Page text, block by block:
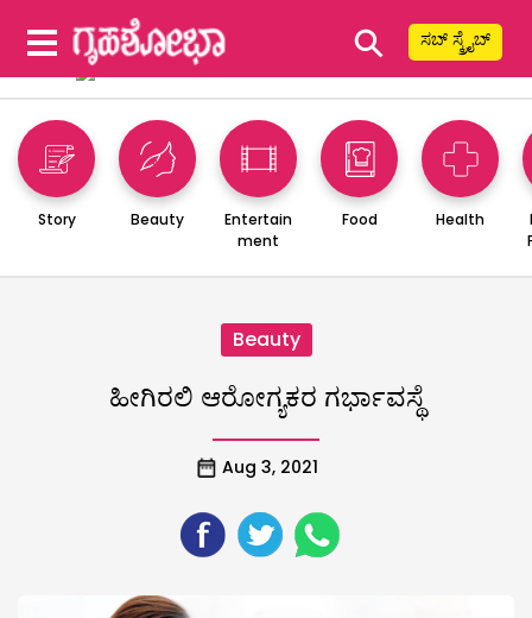
⚲ ಸಬ್ ಸ್ಕ್ರೈಬ್
Story Beauty
Entertain
ment
Food Health
Beauty
ಹೀಗಿರಲಿ ಆರೋಗ್ಯಕರ ಗರ್ಭಾವಸ್ಥೆ
Aug 3, 2021